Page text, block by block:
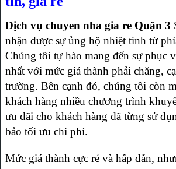
Dịch vụ chuyen nha gia re Quận 3
nhận được sự ủng hộ nhiệt tình từ
Chúng tôi tự hào mang đến sự phục
nhất với mức giá thành phải chăng,
trường. Bên cạnh đó, chúng tôi còn
khách hàng nhiều chương trình
ưu đãi cho khách hàng đã từng sử
bảo tối ưu chi phí.
Mức giá thành cực rẻ và hấp dẫn,